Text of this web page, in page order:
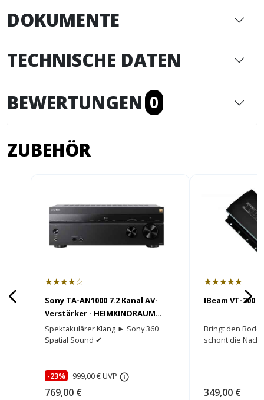
DOKUMENTE
TECHNISCHE DATEN
BEWERTUNGEN 0
ZUBEHÖR
★★★★☆
Sony TA-AN1000 7.2 Kanal AV-
Verstärker - HEIMKINORAUM
Edition
Spektakulärer Klang ► Sony 360
Spatial Sound ✔
-23% 999,00 €UVP
769,00 €
★★★★★
IBeam VT-200
Bringt den
schont die
349,00 €